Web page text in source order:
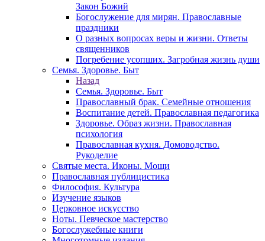
Закон Божий
Богослужение для мирян. Православные
праздники
О разных вопросах веры и жизни. Ответы
священников
Погребение усопших. Загробная жизнь души
Семья. Здоровье. Быт
Назад
Семья. Здоровье. Быт
Православный брак. Семейные отношения
Воспитание детей. Православная педагогика
Здоровье. Образ жизни. Православная
психология
Православная кухня. Домоводство.
Рукоделие
Святые места. Иконы. Мощи
Православная публицистика
Философия. Культура
Изучение языков
Церковное искусство
Ноты. Певческое мастерство
Богослужебные книги